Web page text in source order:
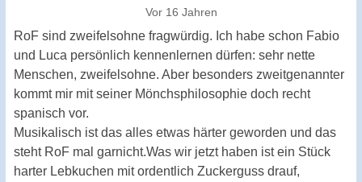
Vor 16 Jahren
RoF sind zweifelsohne fragwürdig. Ich habe schon Fabio
und Luca persönlich kennenlernen dürfen: sehr nette
Menschen, zweifelsohne. Aber besonders zweitgenannter
kommt mir mit seiner Mönchsphilosophie doch recht
spanisch vor.
Musikalisch ist das alles etwas härter geworden und das
steht RoF mal garnicht.Was wir jetzt haben ist ein Stück
harter Lebkuchen mit ordentlich Zuckerguss drauf,